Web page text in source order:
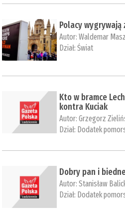
Polacy wygrywają
Autor:Waldemar
Dział:Świat
​Kto w bramce
kontra Kuciak
Autor:Grzegorz
Dział: Dodatek
Dobry pan i
Autor:Stanisław
Dział: Dodatek